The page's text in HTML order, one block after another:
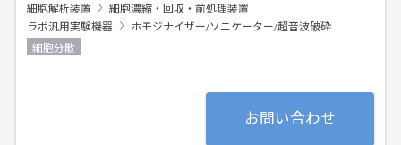
細胞解析装置
細胞濃縮・回収・前処理装置
ラボ汎用実験機器
ホモジナイザー/ソニケーター/超音波破砕
細胞分散
お問い合わせ